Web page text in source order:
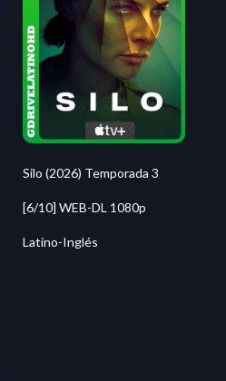
Silo (2026) Temporada 3
[6/10] WEB-DL 1080p
Latino-Inglés